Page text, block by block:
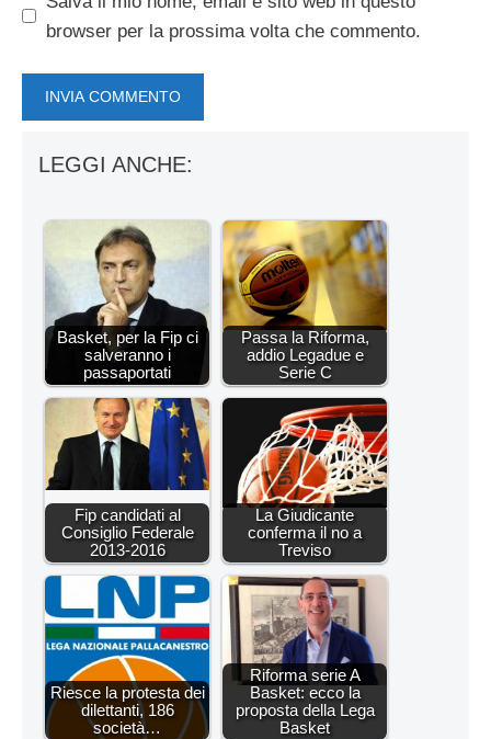
browser per la prossima volta che commento.
LEGGI ANCHE:
Basket, per la Fip ci
salveranno i
passaportati
Passa la Riforma,
addio Legadue e
Serie C
Fip candidati al
Consiglio Federale
2013-2016
La Giudicante
conferma il no a
Treviso
Riesce la protesta dei
dilettanti, 186
società…
Riforma serie A
Basket: ecco la
proposta della Lega
Basket